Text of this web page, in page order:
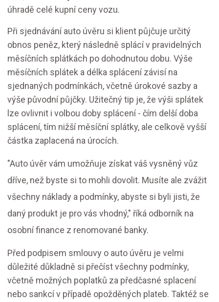
úhradě celé kupní ceny vozu.
Při sjednávání auto úvěru si klient půjčuje určitý
obnos peněz, který následně splácí v pravidelných
měsíčních splátkách po dohodnutou dobu. Výše
měsíčních splátek a délka splácení závisí na
sjednaných podmínkách, včetně úrokové sazby a
výše původní půjčky. Užitečný tip je, že výši splátek
lze ovlivnit i volbou doby splácení - čím delší doba
splácení, tím nižší měsíční splátky, ale celkově vyšší
částka zaplacená na úrocích.
"Auto úvěr vám umožňuje získat váš vysněný vůz
dříve, než byste si to mohli dovolit. Musíte ale zvážit
všechny náklady a podmínky, abyste si byli jisti, že
daný produkt je pro vás vhodný," říká odborník na
osobní finance z renomované banky.
Před podpisem smlouvy o auto úvěru je velmi
důležité důkladně si přečíst všechny podmínky,
včetně možných poplatků za předčasné splacení
nebo sankcí v případě opožděných plateb. Taktéž se